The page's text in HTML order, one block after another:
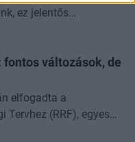
ez jelentős
változások, de
elfogadta a
Tervhez (RRF), egyes